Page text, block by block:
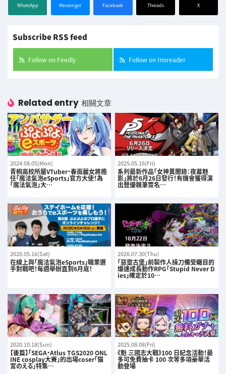
WhatsApp Messenger Facebook Threads X
Subscribe RSS feed
Follow on Feedly Follow on Inoreader
Related entry 相關文章
2024.08.05(Mon)
青桐高校所屬VTuber・春雨麗女將擔
任「魔法氣泡eSports」官方大使！為
「魔法氣泡」大…
2025.05.16(Fri)
系列最新作品「女神異聞錄：夜幕魅
影」將於6月26日發行！有機會獲得演
出聲優親筆簽名…
2020.05.16(Sat)
在線上與「魔法氣泡eSports」職業選
手對戰吧！每週舉辦直到6月底！
2026.07.30(Thu)
「惡靈古堡」前製作人操刀備受矚目的
爆速成長動作RPG「Stupid Never D
ies」確定於10…
2020.10.18(Sun)
【後篇】「SEGA・Atlus TGS2020 ONL
INE cosplay大賽」的出場coser「猫
宮のえる」特集…
2025.08.08(Fri)
《魁 三國志大戰》100 日紀念活動！最
多可免費抽卡 100 次等多項豪華活
動登場